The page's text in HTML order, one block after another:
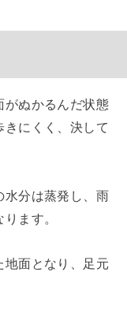
がぬかるんだ状態
にくく、決して
水分は蒸発し、雨
ます。
地面となり、足元